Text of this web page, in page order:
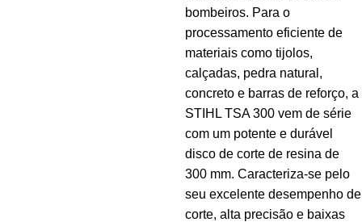
bombeiros. Para o
processamento eficiente de
materiais como tijolos,
calçadas, pedra natural,
concreto e barras de reforço, a
STIHL TSA 300 vem de série
com um potente e durável
disco de corte de resina de
300 mm. Caracteriza-se pelo
seu excelente desempenho de
corte, alta precisão e baixas